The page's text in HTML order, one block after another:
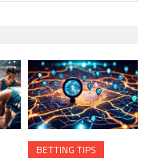
BETTING TIPS